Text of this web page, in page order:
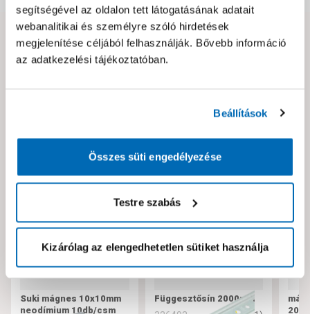
segítségével az oldalon tett látogatásának adatait
webanalitikai és személyre szóló hirdetések
megjelenítése céljából felhasználják. Bővebb információ
az adatkezelési tájékoztatóban.
Beállítások
Összes süti engedélyezése
Testre szabás
Kizárólag az elengedhetetlen sütiket használja
Hibát találtál az oldalon vagy a termék leírásában?
Kérjük jelezd nekünk!
Suki mágnes 10x10mm
neodímium 10db/csm
Függesztősín 2000mm